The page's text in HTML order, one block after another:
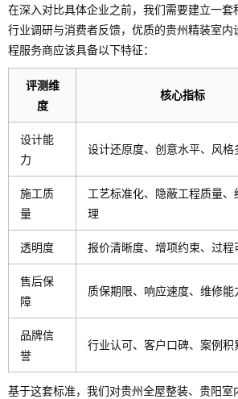
在深入对比具体企业之前，我们需要建立一
行业调研与消费者反馈，优质的贵州精装室内
程服务商应该具备以下特征：
评测维
度
核心指标
设计能
力
设计还原度、创意水平、风格
施工质
量
工艺标准化、隐蔽工程质量、
理
透明度 报价清晰度、增项约束、过程
售后保
障
质保期限、响应速度、维修能
品牌信
誉
行业认可、客户口碑、案例积
基于这套标准，我们对贵州全屋整装、贵阳